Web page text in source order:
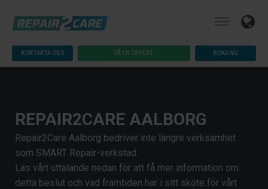
KONTAKTA OSS FÅ EN OFFERT BOKA NU
REPAIR2CARE AALBORG
Repair2Care Aalborg bedriver inte längre verksamhet
som SMART Repair-verkstad.
Läs vårt uttalande nedan för att få mer information om
detta beslut och vad framtiden har i sitt sköte för vårt